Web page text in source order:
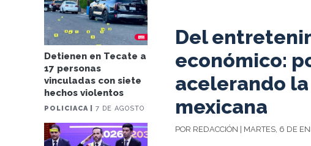
Detienen en Tecate a
17 personas
vinculadas con siete
hechos violentos
POLICIACA | 7 DE AGOSTO
Del
económico:
acelerando
mexicana
POR REDACCIÓN | MARTES, 6 DE